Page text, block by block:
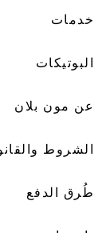
طُرق الدفع
خدمات
البوتيكات
عن مون بلان
الشروط